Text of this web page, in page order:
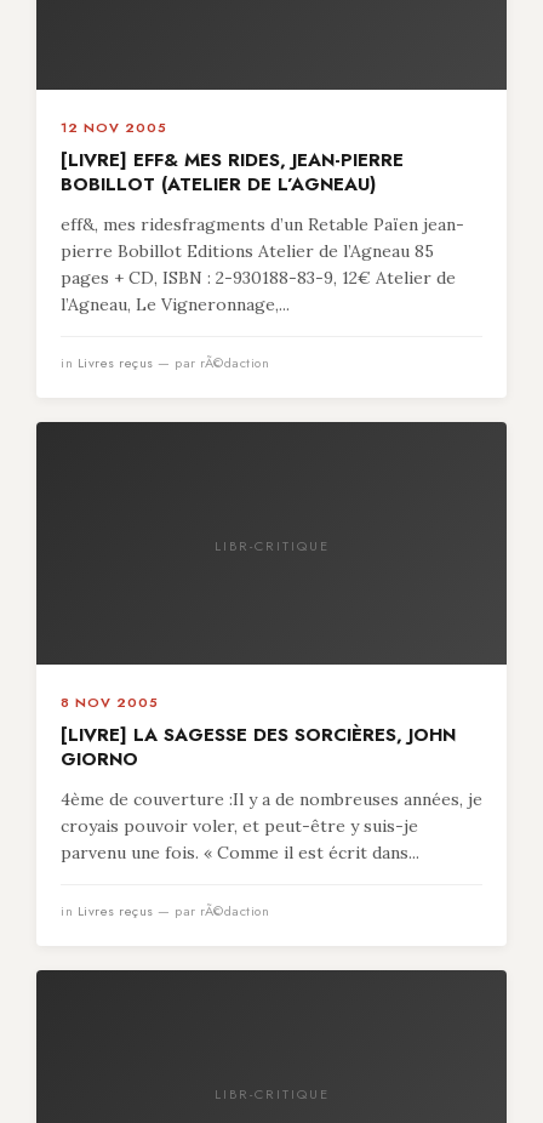
12 NOV 2005
[LIVRE] EFF& MES RIDES, JEAN-PIERRE
BOBILLOT (ATELIER DE L’AGNEAU)
eff&, mes ridesfragments d’un Retable Païen jean-
pierre Bobillot Editions Atelier de l’Agneau 85
pages + CD, ISBN : 2-930188-83-9, 12€ Atelier de
l’Agneau, Le Vigneronnage,...
in Livres reçus — par rÃ©daction
LIBR-CRITIQUE
8 NOV 2005
[LIVRE] LA SAGESSE DES SORCIÈRES, JOHN
GIORNO
4ème de couverture :Il y a de nombreuses années, je
croyais pouvoir voler, et peut-être y suis-je
parvenu une fois. « Comme il est écrit dans...
in Livres reçus — par rÃ©daction
LIBR-CRITIQUE